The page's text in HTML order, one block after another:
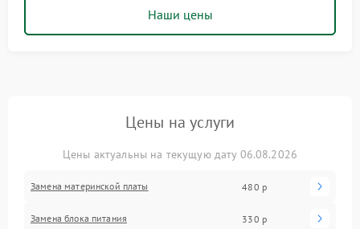
Наши цены
Цены на услуги
Цены актуальны на текущую дату 06.08.2026
Замена материнской платы 480 р
Замена блока питания 330 р